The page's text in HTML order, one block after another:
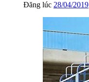
Đăng lúc 28/04/2019